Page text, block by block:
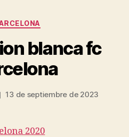
Categorías
blanca fc
13 de septiembre de 2023